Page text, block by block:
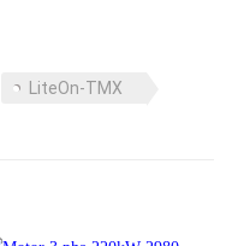
LiteOn-TMX